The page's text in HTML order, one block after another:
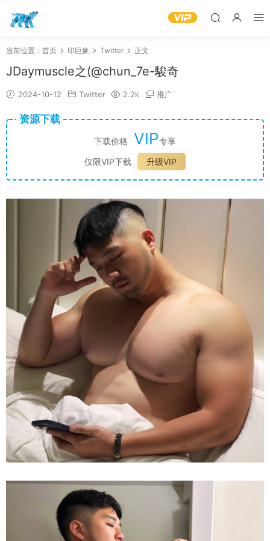
当前位置： 首页 印巨象 Twitter 正文
JDaymuscle之(@chun_7e-駿奇
2024-10-12 Twitter 2.2k 推广
资源下载
下载价格 VIP专享
仅限VIP下载
升级VIP